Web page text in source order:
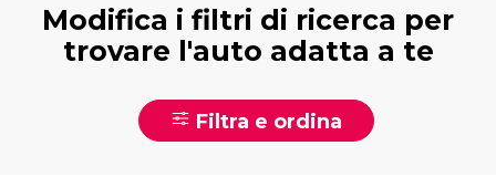
Modifica i filtri di ricerca per
trovare l'auto adatta a te
Filtra e ordina